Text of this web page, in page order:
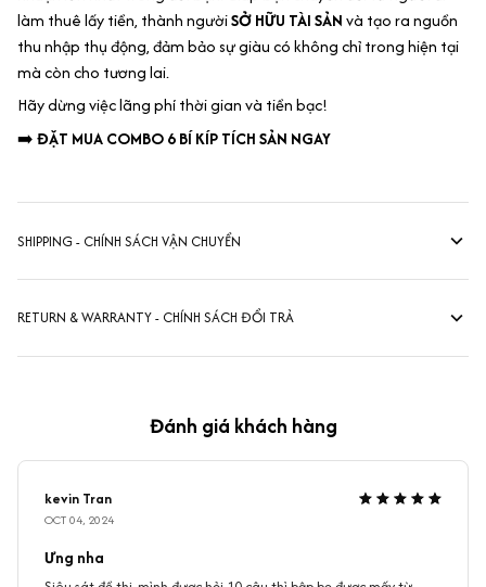
làm thuê lấy tiền, thành ngườiSỞ HỮU TÀI SẢNvà tạo ra nguồn
thu nhập thụ động, đảm bảo sự giàu có không chỉ trong hiện tại
mà còn cho tương lai.
Hãy dừng việc lãng phí thời gian và tiền bạc!
➡️ĐẶT MUA COMBO 6 BÍ KÍP TÍCH SẢN NGAY
SHIPPING - CHÍNH SÁCH VẬN CHUYỂN
RETURN & WARRANTY - CHÍNH SÁCH ĐỔI TRẢ
Đánh giá khách hàng
kevin Tran
OCT 04, 2024
Ưng nha